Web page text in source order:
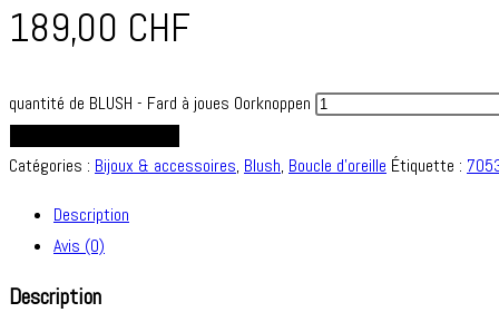
189,00 CHF
quantité de BLUSH - Fard à joues Oorknoppen
Catégories : Bijoux & accessoires, Blush, Boucle d'oreille Étiquette :
Description
Avis (0)
Description